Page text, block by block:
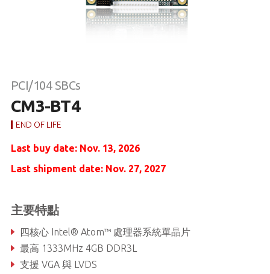
PCI/104 SBCs
CM3-BT4
END OF LIFE
Last buy date: Nov. 13, 2026
Last shipment date: Nov. 27, 2027
主要特點
四核心 Intel® Atom™ 處理器系統單晶片
最高 1333MHz 4GB DDR3L
支援 VGA 與 LVDS